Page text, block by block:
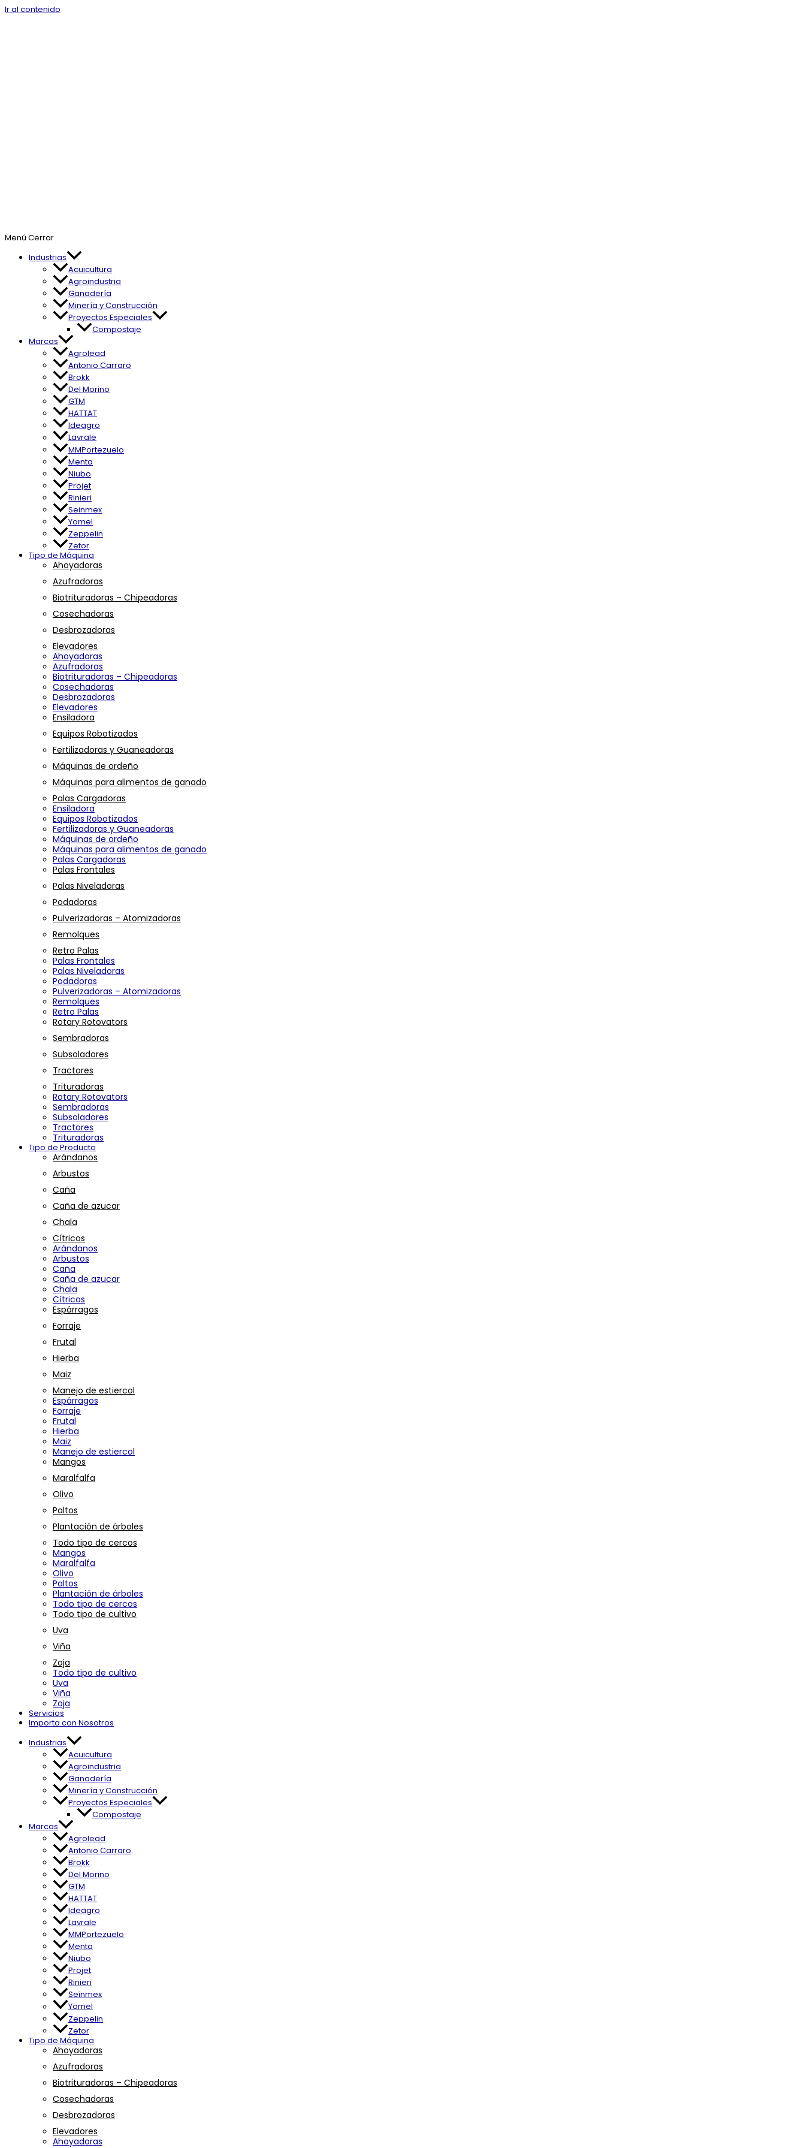
Ir al contenido
Menú Cerrar
Industrias
Acuicultura
Agroindustria
Ganadería
Minería y Construcción
Proyectos Especiales
Compostaje
Marcas
Agrolead
Antonio Carraro
Brokk
Del Morino
GTM
HATTAT
Ideagro
Lavrale
MMPortezuelo
Menta
Niubo
Projet
Rinieri
Seinmex
Yomel
Zeppelin
Zetor
Tipo de Máquina
Ahoyadoras
Azufradoras
Biotrituradoras – Chipeadoras
Cosechadoras
Desbrozadoras
Elevadores
Ahoyadoras
Azufradoras
Biotrituradoras – Chipeadoras
Cosechadoras
Desbrozadoras
Elevadores
Ensiladora
Equipos Robotizados
Fertilizadoras y Guaneadoras
Máquinas de ordeño
Máquinas para alimentos de ganado
Palas Cargadoras
Ensiladora
Equipos Robotizados
Fertilizadoras y Guaneadoras
Máquinas de ordeño
Máquinas para alimentos de ganado
Palas Cargadoras
Palas Frontales
Palas Niveladoras
Podadoras
Pulverizadoras – Atomizadoras
Remolques
Retro Palas
Palas Frontales
Palas Niveladoras
Podadoras
Pulverizadoras – Atomizadoras
Remolques
Retro Palas
Rotary Rotovators
Sembradoras
Subsoladores
Tractores
Trituradoras
Rotary Rotovators
Sembradoras
Subsoladores
Tractores
Trituradoras
Tipo de Producto
Arándanos
Arbustos
Caña
Caña de azucar
Chala
Cítricos
Arándanos
Arbustos
Caña
Caña de azucar
Chala
Cítricos
Espárragos
Forraje
Frutal
Hierba
Maiz
Manejo de estiercol
Espárragos
Forraje
Frutal
Hierba
Maiz
Manejo de estiercol
Mangos
Maralfalfa
Olivo
Paltos
Plantación de árboles
Todo tipo de cercos
Mangos
Maralfalfa
Olivo
Paltos
Plantación de árboles
Todo tipo de cercos
Todo tipo de cultivo
Uva
Viña
Zoja
Todo tipo de cultivo
Uva
Viña
Zoja
Servicios
Importa con Nosotros
Industrias
Acuicultura
Agroindustria
Ganadería
Minería y Construcción
Proyectos Especiales
Compostaje
Marcas
Agrolead
Antonio Carraro
Brokk
Del Morino
GTM
HATTAT
Ideagro
Lavrale
MMPortezuelo
Menta
Niubo
Projet
Rinieri
Seinmex
Yomel
Zeppelin
Zetor
Tipo de Máquina
Ahoyadoras
Azufradoras
Biotrituradoras – Chipeadoras
Cosechadoras
Desbrozadoras
Elevadores
Ahoyadoras